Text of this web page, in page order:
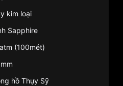
kim loại
Sapphire
(100mét)
hồ Thụy Sỹ